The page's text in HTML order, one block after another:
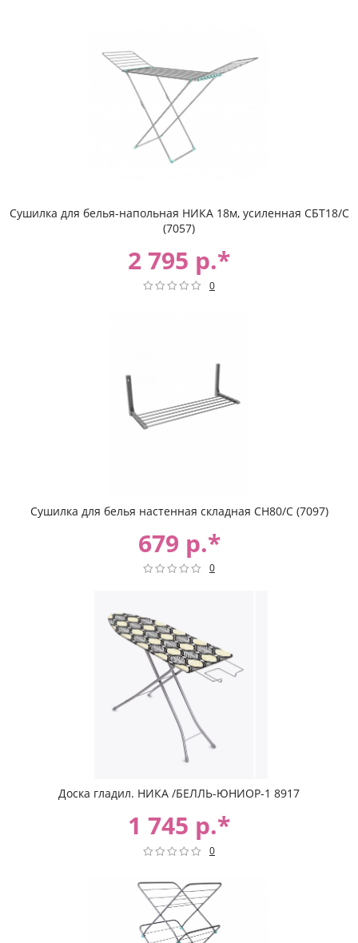
Сушилка для белья-напольная НИКА 18м, усиленная СБТ18/С
(7057)
2 795 р.*
0
Сушилка для белья настенная складная СН80/С (7097)
679 р.*
0
Доска гладил. НИКА /БЕЛЛЬ-ЮНИОР-1 8917
1 745 р.*
0